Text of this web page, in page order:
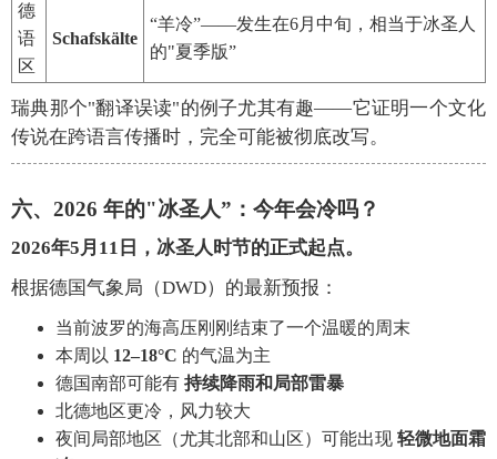
德
语
区
Schafskälte
“羊冷”——发生在6月中旬，相当于冰圣人
的"夏季版”
瑞典那个"翻译误读"的例子尤其有趣——它证明一个文化
传说在跨语言传播时，完全可能被彻底改写。
六、2026 年的"冰圣人”：今年会冷吗？
2026年5月11日，冰圣人时节的正式起点。
根据德国气象局（DWD）的最新预报：
当前波罗的海高压刚刚结束了一个温暖的周末
本周以 12–18°C 的气温为主
德国南部可能有 持续降雨和局部雷暴
北德地区更冷，风力较大
夜间局部地区（尤其北部和山区）可能出现 轻微地面霜